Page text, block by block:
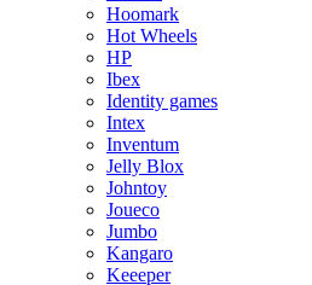
Hoomark
Hot Wheels
HP
Ibex
Identity games
Intex
Inventum
Jelly Blox
Johntoy
Joueco
Jumbo
Kangaro
Keeeper